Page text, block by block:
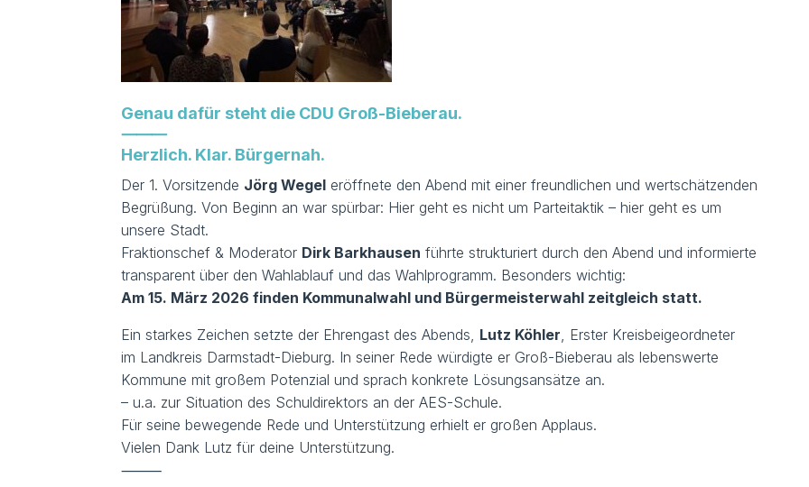
Genau dafür steht die CDU Groß-Bieberau.
⸻
Herzlich. Klar. Bürgernah.
Der 1. Vorsitzende Jörg Wegel eröffnete den Abend mit einer freundlichen und wertschätzenden
Begrüßung. Von Beginn an war spürbar: Hier geht es nicht um Parteitaktik – hier geht es um
unsere Stadt.
Fraktionschef & Moderator Dirk Barkhausen führte strukturiert durch den Abend und informierte
transparent über den Wahlablauf und das Wahlprogramm. Besonders wichtig:
Am 15. März 2026 finden Kommunalwahl und Bürgermeisterwahl zeitgleich statt.
Ein starkes Zeichen setzte der Ehrengast des Abends, Lutz Köhler, Erster Kreisbeigeordneter
im Landkreis Darmstadt-Dieburg. In seiner Rede würdigte er Groß-Bieberau als lebenswerte
Kommune mit großem Potenzial und sprach konkrete Lösungsansätze an.
– u.a. zur Situation des Schuldirektors an der AES-Schule.
Für seine bewegende Rede und Unterstützung erhielt er großen Applaus.
Vielen Dank Lutz für deine Unterstützung.
⸻